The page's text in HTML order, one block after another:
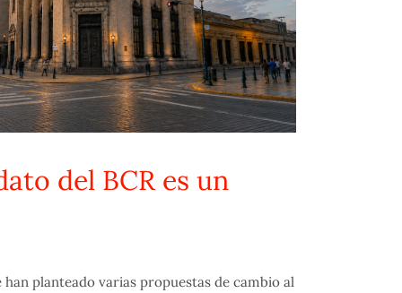
del BCR es un
planteado varias propuestas de cambio al